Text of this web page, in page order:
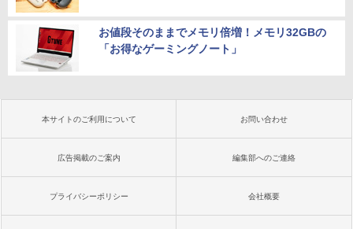
お値段そのままでメモリ倍増！メモリ32GBの
「お得なゲーミングノート」
本サイトのご利用について お問い合わせ
広告掲載のご案内 編集部へのご連絡
プライバシーポリシー 会社概要